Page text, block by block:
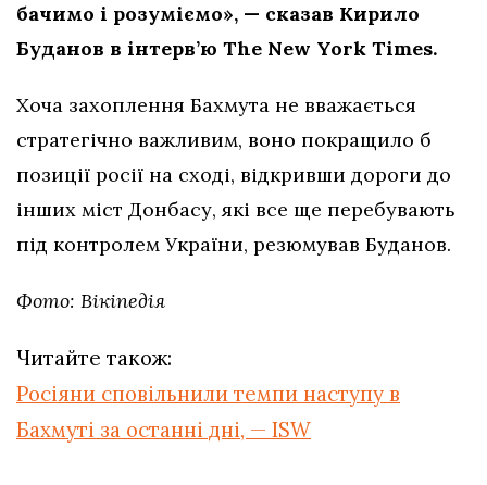
бачимо і розуміємо», — сказав Кирило
Буданов в інтерв’ю The New York Times.
Хоча захоплення Бахмута не вважається
стратегічно важливим, воно покращило б
позиції росії на сході, відкривши дороги до
інших міст Донбасу, які все ще перебувають
під контролем України, резюмував Буданов.
Фото: Вікіпедія
Читайте також:
Росіяни сповільнили темпи наступу в
Бахмуті за останні дні, — ISW